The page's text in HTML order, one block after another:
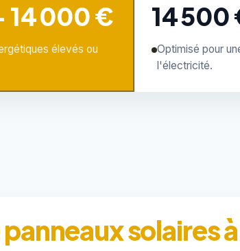
14 000 €
élevés ou
14 500
Optimisé pour
l'électricité.
solaires